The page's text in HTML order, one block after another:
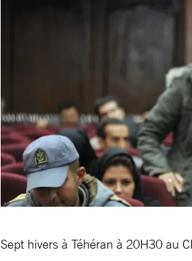
Sept hivers à Téhéran à 20H30 au